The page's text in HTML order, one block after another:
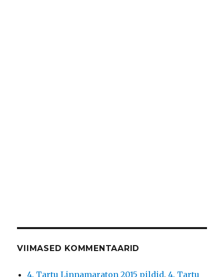
VIIMASED KOMMENTAARID
4. Tartu Linnamaraton 2015 pildid,4. Tartu